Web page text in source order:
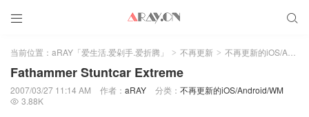
 
当前位置： aRAY「爱生活.爱剁手.爱折腾」 > 不再更新 > 不再更新的iOS/Android/WM
Fathammer Stuntcar Extreme
2007/03/27 11:14 AM 作者： aRAY 分类： 不再更新的iOS/Android/WM
 3.88K